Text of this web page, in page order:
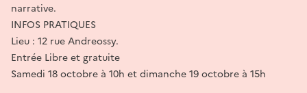
narrative.
INFOS PRATIQUES
Lieu : 12 rue Andreossy.
Entrée Libre et gratuite
Samedi 18 octobre à 10h et dimanche 19 octobre à 15h